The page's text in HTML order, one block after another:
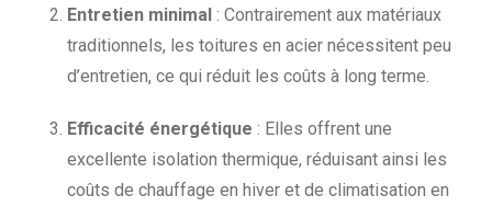
Entretien minimal : Contrairement aux matériaux
traditionnels, les toitures en acier nécessitent peu
d’entretien, ce qui réduit les coûts à long terme.
Efficacité énergétique : Elles offrent une
excellente isolation thermique, réduisant ainsi les
coûts de chauffage en hiver et de climatisation en